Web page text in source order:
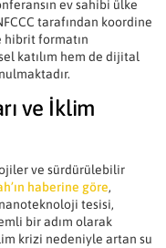
ev sahibi ülke
tarafından koordine
hibrit formatın
katılım hem de dijital
ve İklim
ve sürdürülebilir
haberine göre,
tesisi,
bir adım olarak
krizi nedeniyle artan su